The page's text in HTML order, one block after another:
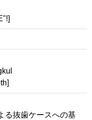
る抜歯ケースへの基